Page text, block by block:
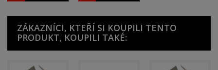
ZÁKAZNÍCI, KTEŘÍ SI KOUPILI TENTO
PRODUKT, KOUPILI TAKÉ: